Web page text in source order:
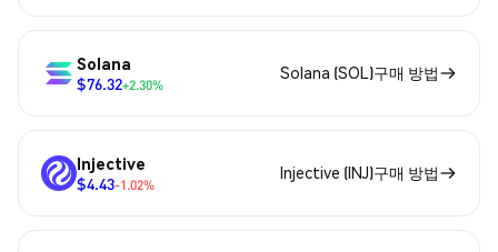
Solana
$76.32+2.30%
Solana (SOL)구매 방법
Injective
$4.43-1.02%
Injective (INJ)구매 방법